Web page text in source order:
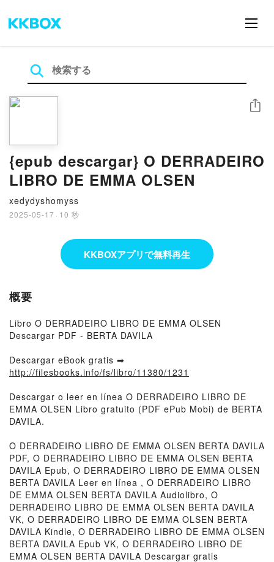
{epub descargar} O DERRADEIRO
LIBRO DE EMMA OLSEN
xedydyshomyss
2025-05-17 · 10 秒
シェア
KKBOXアプリで無料再生
概要
Libro O DERRADEIRO LIBRO DE EMMA OLSEN
Descargar PDF - BERTA DAVILA
Descargar eBook gratis ➡
http://filesbooks.info/fs/libro/11380/1231
Descargar o leer en línea O DERRADEIRO LIBRO DE
EMMA OLSEN Libro gratuito (PDF ePub Mobi) de BERTA
DAVILA.
O DERRADEIRO LIBRO DE EMMA OLSEN BERTA DAVILA
PDF, O DERRADEIRO LIBRO DE EMMA OLSEN BERTA
DAVILA Epub, O DERRADEIRO LIBRO DE EMMA OLSEN
BERTA DAVILA Leer en línea , O DERRADEIRO LIBRO
DE EMMA OLSEN BERTA DAVILA Audiolibro, O
DERRADEIRO LIBRO DE EMMA OLSEN BERTA DAVILA
VK, O DERRADEIRO LIBRO DE EMMA OLSEN BERTA
DAVILA Kindle, O DERRADEIRO LIBRO DE EMMA OLSEN
BERTA DAVILA Epub VK, O DERRADEIRO LIBRO DE
EMMA OLSEN BERTA DAVILA Descargar gratis